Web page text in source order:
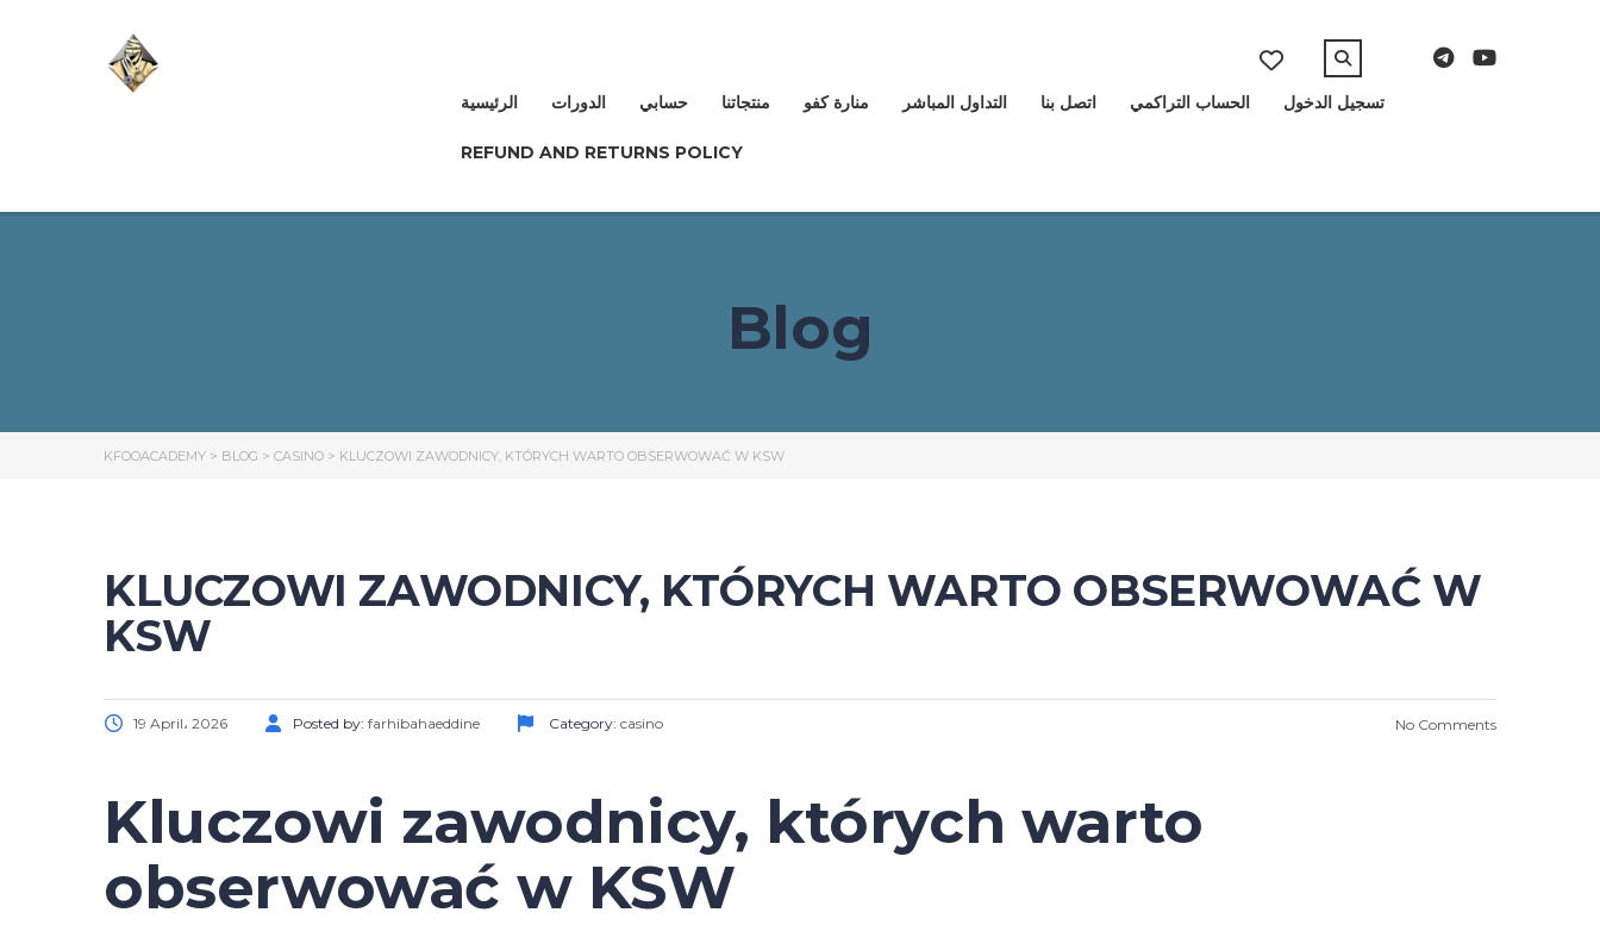
الرئيسية الدورات حسابي منتجاتنا منارة كفو التداول المباشر اتصل بنا الحساب التراكمي تسجيل الدخول
REFUND AND RETURNS POLICY
Blog
KFOOACADEMY > BLOG > CASINO > KLUCZOWI ZAWODNICY, KTÓRYCH WARTO OBSERWOWAĆ W KSW
KLUCZOWI ZAWODNICY, KTÓRYCH WARTO OBSERWOWAĆ W
KSW
19 April، 2026 Posted by: farhibahaeddine Category: casino No Comments
Kluczowi zawodnicy, których warto
obserwować w KSW